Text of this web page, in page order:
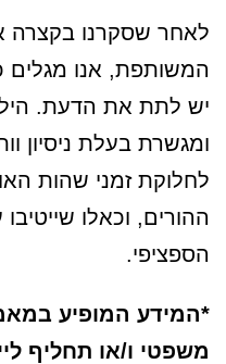
לאחר שסקרנו בקצרה
המשותפת, אנו מגלים
יש לתת את הדעת. הילה
ומגשרת בעלת ניסיון
לחלוקת זמני שהות
ההורים, וכאלו
הספציפי.
*המידע המופיע
משפטי ו/או תחליף